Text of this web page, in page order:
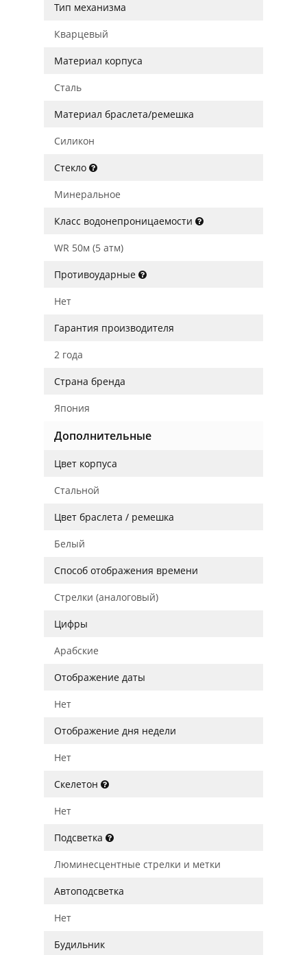
Тип механизма
Кварцевый
Материал корпуса
Сталь
Материал браслета/ремешка
Силикон
Стекло
Минеральное
Класс водонепроницаемости
WR 50м (5 атм)
Противоударные
Нет
Гарантия производителя
2 года
Страна бренда
Япония
Дополнительные
Цвет корпуса
Стальной
Цвет браслета / ремешка
Белый
Способ отображения времени
Стрелки (аналоговый)
Цифры
Арабские
Отображение даты
Нет
Отображение дня недели
Нет
Скелетон
Нет
Подсветка
Люминесцентные стрелки и метки
Автоподсветка
Нет
Будильник